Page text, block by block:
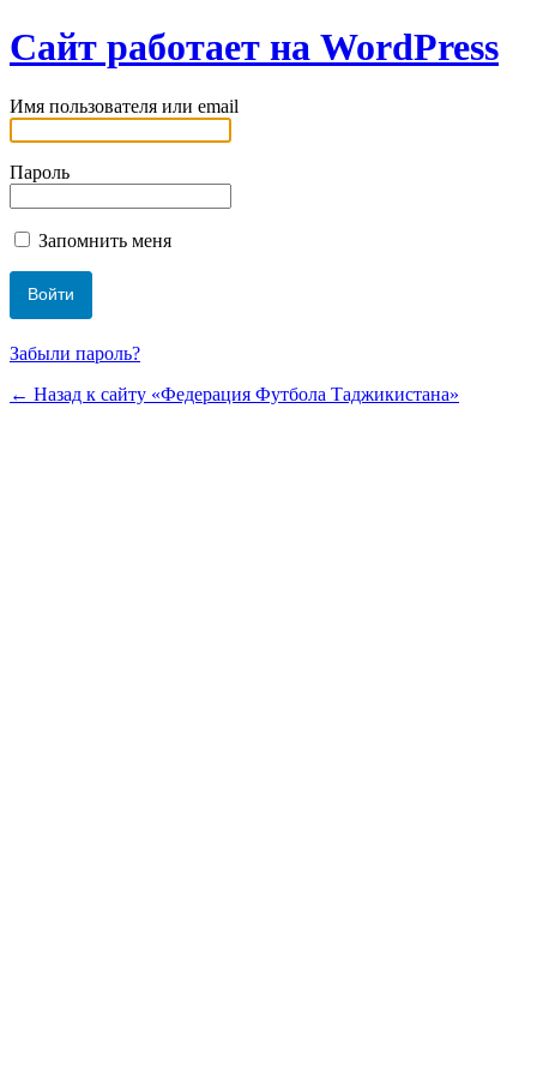
Сайт работает на WordPress
Имя пользователя или email
Пароль
Запомнить меня
Забыли пароль?
← Назад к сайту «Федерация Футбола Таджикистана»